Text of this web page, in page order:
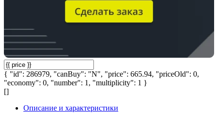
{ "id": 286979, "canBuy": "N", "price": 665.94, "priceOld": 0,
"economy": 0, "number": 1, "multiplicity": 1 }
[]
Описание и характеристики